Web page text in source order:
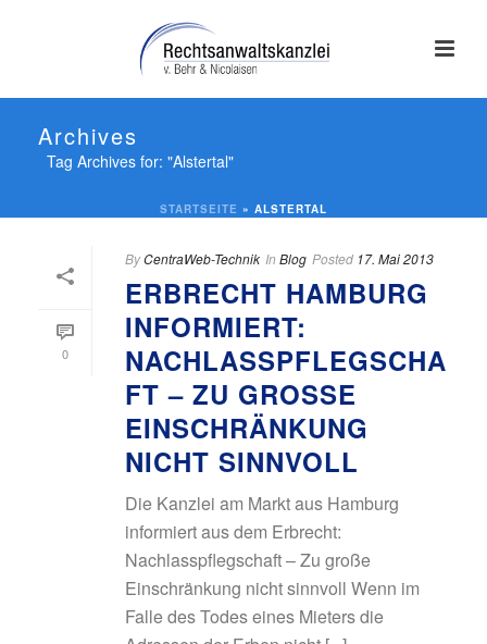
Archives
Tag Archives for: "Alstertal"
STARTSEITE » ALSTERTAL
0
ByCentraWeb-Technik In Blog Posted 17. Mai 2013
ERBRECHT HAMBURG
INFORMIERT:
NACHLASSPFLEGSCHA
FT – ZU GROSSE E
INSCHRÄNKUNG N
ICHT SINNVOLL
Die Kanzlei am Markt aus Hamburg
informiert aus dem Erbrecht:
Nachlasspflegschaft – Zu große
Einschränkung nicht sinnvoll Wenn im
Falle des Todes eines Mieters die